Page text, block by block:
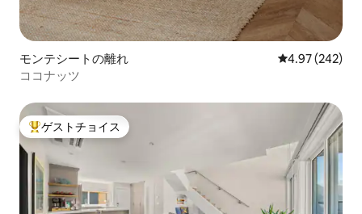
モンテシートの離れ レビュー242
4.97 (242)
ココナッツ
大好評のゲストチョイスです。
ゲストチョイス